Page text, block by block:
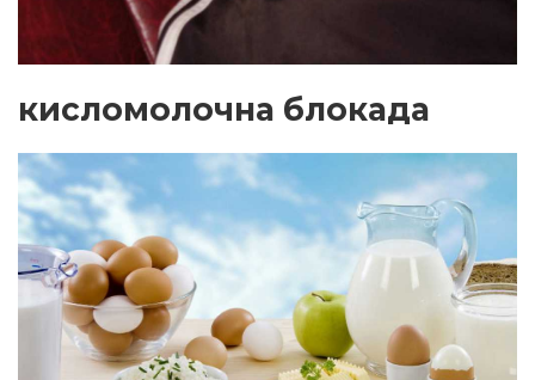
кисломолочна блокада